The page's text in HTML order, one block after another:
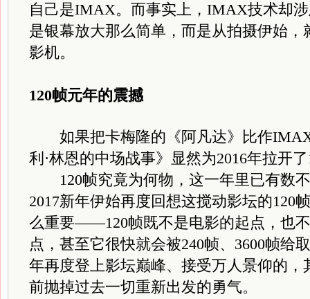
自己是IMAX。而事实上，IMAX技术却
是银幕放大那么简单，而是从拍摄伊始
影机。
120帧元年的震撼
如果把卡梅隆的《阿凡达》比作
利·林恩的中场战事》显然为2016年拉开
120帧究竟为何物，这一年里已有数
2017新年伊始再度回想这搅动影坛的120
么重要——120帧既不是电影的起点，也
点，甚至它很快就会被240帧、3600帧给
年再度登上影坛巅峰、接受万人景仰的，
前抛掉过去一切重新出发的勇气。